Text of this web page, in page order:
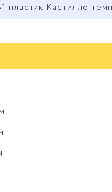
пластик Кастилло